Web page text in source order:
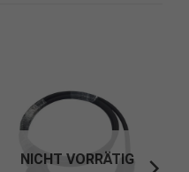
NICHT VORRÄTIG